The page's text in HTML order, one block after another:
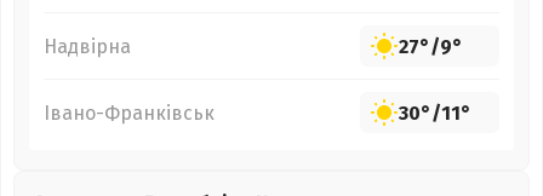
Надвірна 27°/9°
Івано-Франківськ 30°/11°